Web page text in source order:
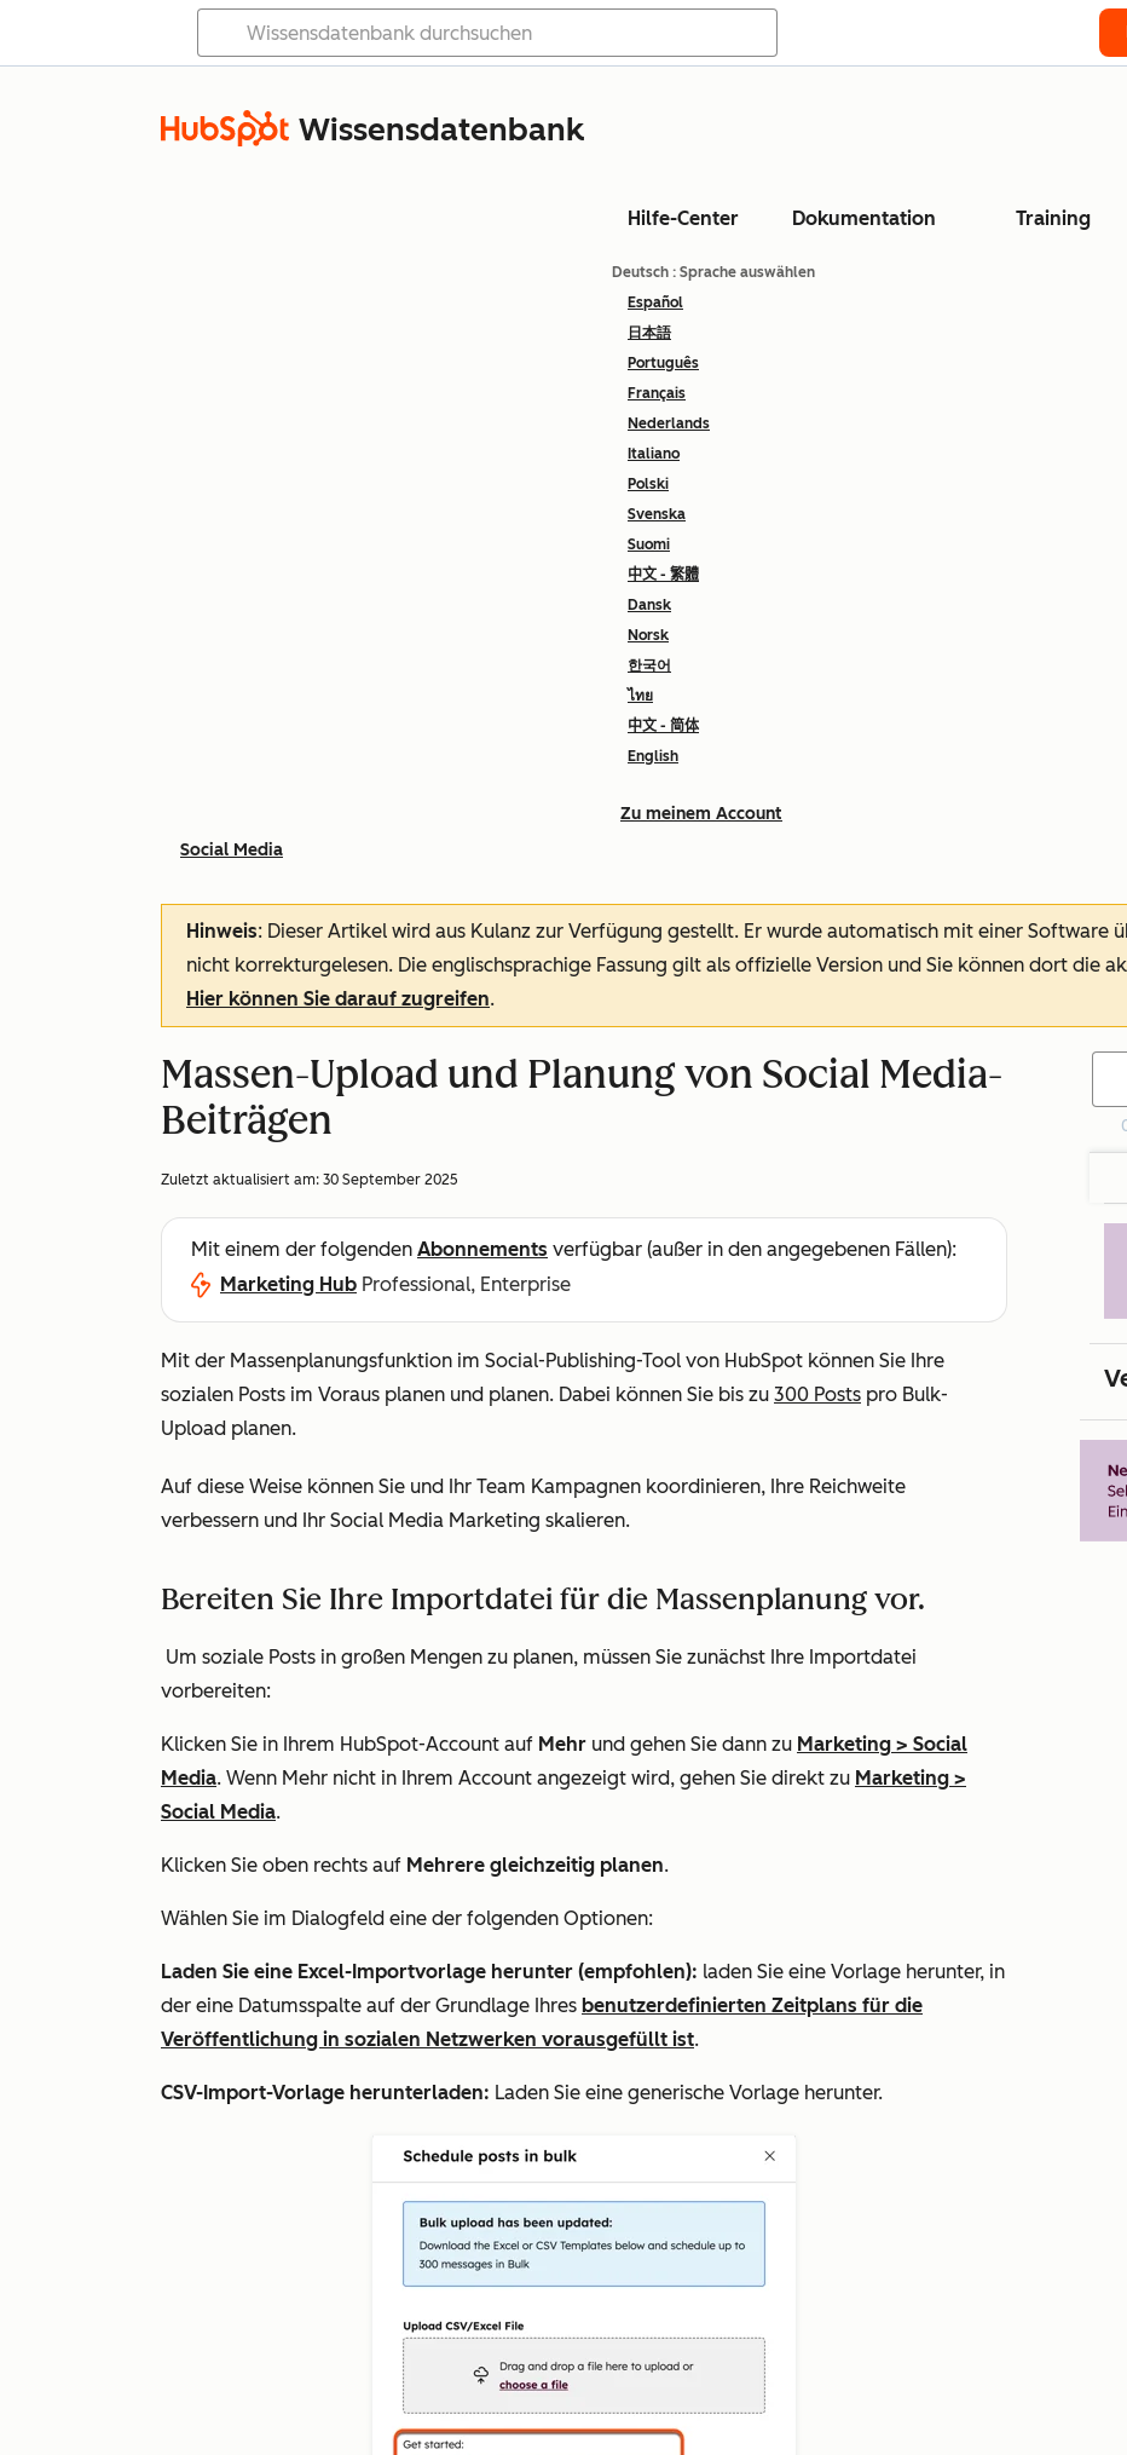
Wissensdatenbank
Hilfe-Center Dokumentation Training
Deutsch : Sprache auswählen
Español
日本語
Português
Français
Nederlands
Italiano
Polski
Svenska
Suomi
中文 - 繁體
Dansk
Norsk
한국어
ไทย
中文 - 简体
English
Zu meinem Account
Social Media
Hinweis: Dieser Artikel wird aus Kulanz zur Verfügung gestellt. Er wurde automatisch mit einer Software
nicht korrekturgelesen. Die englischsprachige Fassung gilt als offizielle Version und Sie können dort die
Hier können Sie darauf zugreifen.
Massen-Upload und Planung von Social Media-
Beiträgen
Zuletzt aktualisiert am: 30 September 2025
Mit einem der folgenden Abonnements verfügbar (außer in den angegebenen Fällen):
Marketing Hub Professional, Enterprise
Mit der Massenplanungsfunktion im Social-Publishing-Tool von HubSpot können Sie Ihre
sozialen Posts im Voraus planen und planen. Dabei können Sie bis zu 300 Posts pro Bulk-
Upload planen.
Auf diese Weise können Sie und Ihr Team Kampagnen koordinieren, Ihre Reichweite
verbessern und Ihr Social Media Marketing skalieren.
Bereiten Sie Ihre Importdatei für die Massenplanung vor.
Um soziale Posts in großen Mengen zu planen, müssen Sie zunächst Ihre Importdatei
vorbereiten:
Klicken Sie in Ihrem HubSpot-Account auf Mehr und gehen Sie dann zu Marketing > Social
Media. Wenn Mehr nicht in Ihrem Account angezeigt wird, gehen Sie direkt zu Marketing >
Social Media.
Klicken Sie oben rechts auf Mehrere gleichzeitig planen.
Wählen Sie im Dialogfeld eine der folgenden Optionen:
Laden Sie eine Excel-Importvorlage herunter (empfohlen): laden Sie eine Vorlage herunter, in
der eine Datumsspalte auf der Grundlage Ihres benutzerdefinierten Zeitplans für die
Veröffentlichung in sozialen Netzwerken vorausgefüllt ist.
CSV-Import-Vorlage herunterladen: Laden Sie eine generische Vorlage herunter.